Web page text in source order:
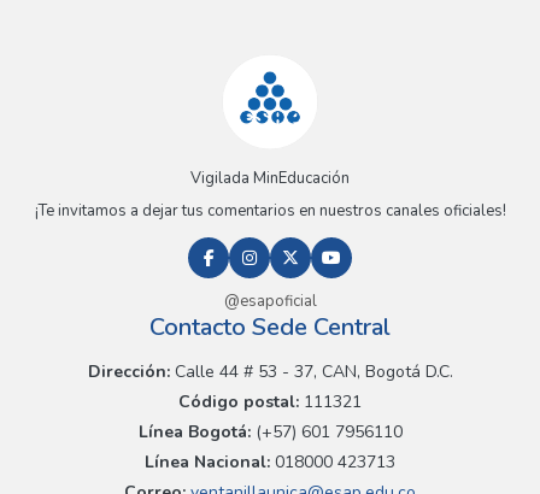
Vigilada MinEducación
¡Te invitamos a dejar tus comentarios en nuestros canales oficiales!
@esapoficial
Contacto Sede Central
Dirección:Calle 44 # 53 - 37, CAN, Bogotá D.C.
Código postal: 111321
Línea Bogotá:(+57) 601 7956110
Línea Nacional: 018000 423713